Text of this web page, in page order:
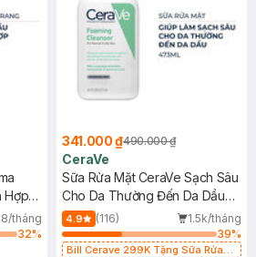
Hợp
tháng
32%
341.000 ₫490.000 ₫
CeraVe
Sữa Rửa Mặt CeraVe Sạch Sâu
Cho Da Thường Đến Da Dầu
473ml
4.9 (116)
1.5k/tháng
39%
Bill Cerave 299K Tặng Sữa Rửa